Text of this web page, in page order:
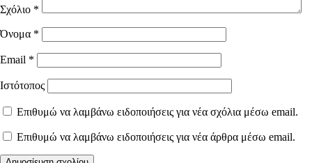
Σχόλιο *
Όνομα *
Email *
Ιστότοπος
Επιθυμώ να λαμβάνω ειδοποιήσεις για νέα σχόλια μέσω email.
Επιθυμώ να λαμβάνω ειδοποιήσεις για νέα άρθρα μέσω email.